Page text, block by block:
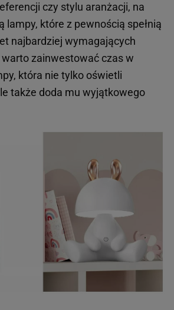
czy stylu aranżacji, na
lampy, które z pewnością spełnią
najbardziej wymagających
zainwestować czas w
która nie tylko oświetli
także doda mu wyjątkowego